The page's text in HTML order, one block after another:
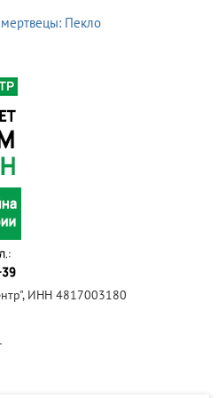
Пекло
ИНН 4817003180